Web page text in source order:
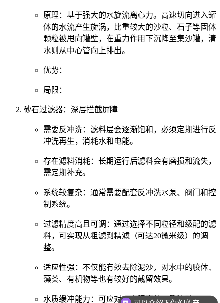
原理：基于强大的水旋流离心力。高速切向进入罐
体的水流产生旋涡，比重较大的沙粒、石子等固体
颗粒被甩向罐壁，在重力作用下沉降至集沙罐，清
水则从中心管向上排出。
优势：
局限：
砂石过滤器：深层拦截屏障
需要反冲洗：滤料层会逐渐饱和，必须定期进行反
冲洗再生，消耗水和电能。
存在滤料消耗：长期运行后滤料会有磨损和流失，
需定期补充。
系统较复杂：通常需要配套反冲洗水泵、阀门和控
制系统。
过滤精度高且可调：通过选择不同粒径和级配的滤
料，可实现从粗滤到精滤（可达20微米级）的调
整。
适应性强：不仅能有效去除泥沙，对水中的胶体、
藻类、有机物等也有较好的截留效果。
水质缓冲能力：可应对一定程度的水质波动。